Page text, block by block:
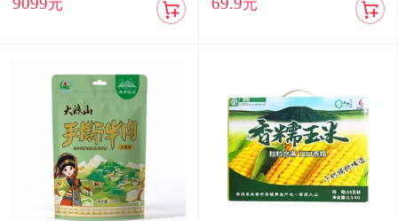
元 元